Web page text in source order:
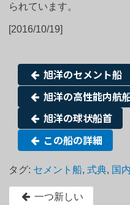
られています。
[2016/10/19]
旭洋のセメント船
旭洋の高性能内航
旭洋の球状船首
この船の詳細
タグ: セメント船,式典, 国
一つ新しい